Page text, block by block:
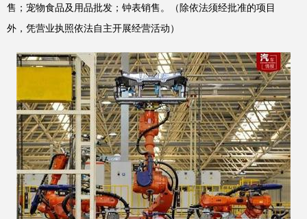
售；宠物食品及用品批发；钟表销售。（除依法须经批准的项目
外，凭营业执照依法自主开展经营活动）